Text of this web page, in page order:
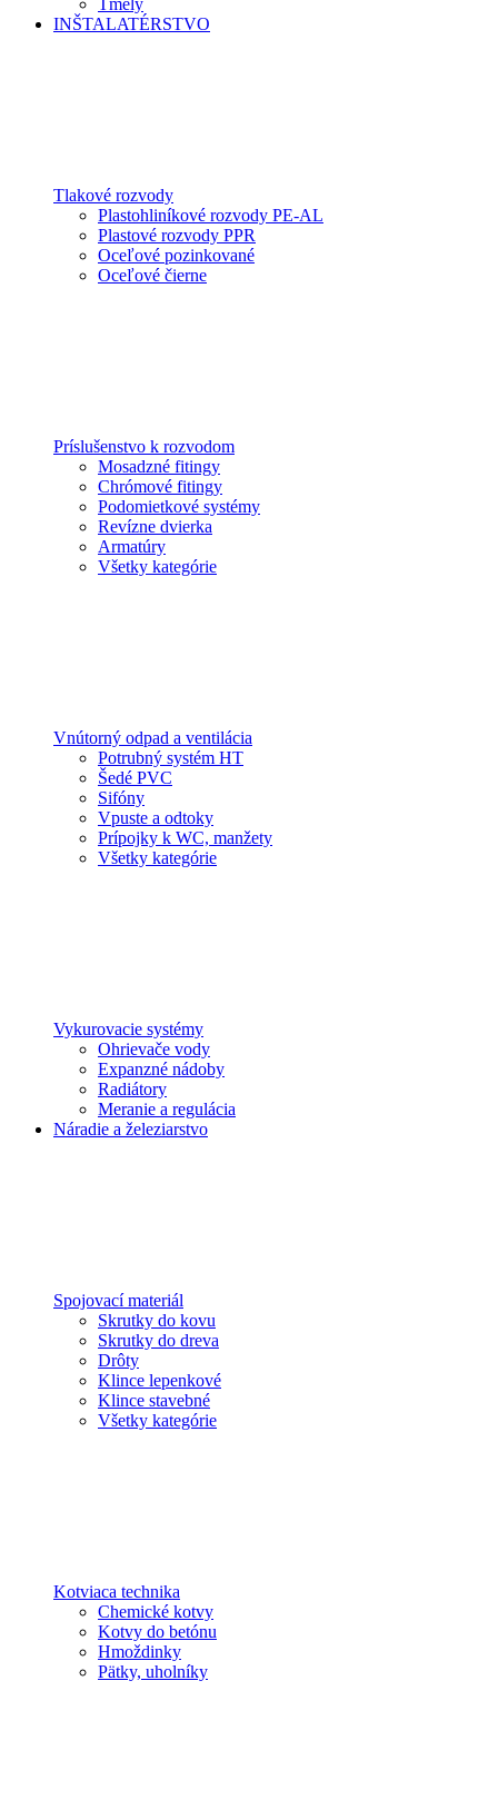
Tmely
INŠTALATÉRSTVO
Tlakové rozvody
Plastohliníkové rozvody PE-AL
Plastové rozvody PPR
Oceľové pozinkované
Oceľové čierne
Príslušenstvo k rozvodom
Mosadzné fitingy
Chrómové fitingy
Podomietkové systémy
Revízne dvierka
Armatúry
Všetky kategórie
Vnútorný odpad a ventilácia
Potrubný systém HT
Šedé PVC
Sifóny
Vpuste a odtoky
Prípojky k WC, manžety
Všetky kategórie
Vykurovacie systémy
Ohrievače vody
Expanzné nádoby
Radiátory
Meranie a regulácia
Náradie a železiarstvo
Spojovací materiál
Skrutky do kovu
Skrutky do dreva
Drôty
Klince lepenkové
Klince stavebné
Všetky kategórie
Kotviaca technika
Chemické kotvy
Kotvy do betónu
Hmoždinky
Pätky, uholníky